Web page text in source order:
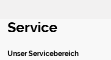
Service
Unser Servicebereich